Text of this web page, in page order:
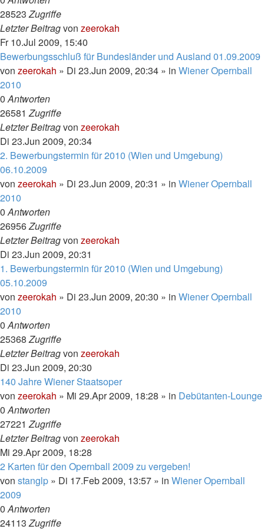
28523Zugriffe
Letzter Beitragvon zeerokah
Fr 10.Jul 2009, 15:40
Bewerbungsschluß für Bundesländer und Ausland 01.09.2009
von zeerokah » Di 23.Jun 2009, 20:34 » in Wiener Opernball
2010
0Antworten
26581Zugriffe
Letzter Beitragvon zeerokah
Di 23.Jun 2009, 20:34
2. Bewerbungstermin für 2010 (Wien und Umgebung)
06.10.2009
von zeerokah » Di 23.Jun 2009, 20:31 » in Wiener Opernball
2010
0Antworten
26956Zugriffe
Letzter Beitragvon zeerokah
Di 23.Jun 2009, 20:31
1. Bewerbungstermin für 2010 (Wien und Umgebung)
05.10.2009
von zeerokah » Di 23.Jun 2009, 20:30 » in Wiener Opernball
2010
0Antworten
25368Zugriffe
Letzter Beitragvon zeerokah
Di 23.Jun 2009, 20:30
140 Jahre Wiener Staatsoper
von zeerokah » Mi 29.Apr 2009, 18:28 » in Debütanten-Lounge
0Antworten
27221Zugriffe
Letzter Beitragvon zeerokah
Mi 29.Apr 2009, 18:28
2 Karten für den Opernball 2009 zu vergeben!
von stanglp » Di 17.Feb 2009, 13:57 » in Wiener Opernball
2009
0Antworten
24113Zugriffe